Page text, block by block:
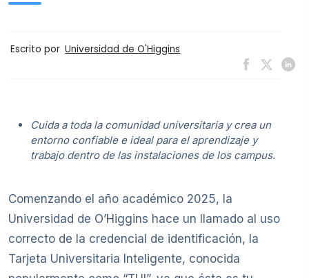
Escrito por Universidad de O'Higgins
Cuida a toda la comunidad universitaria y crea un
entorno confiable e ideal para el aprendizaje y
trabajo dentro de las instalaciones de los campus.
Comenzando el año académico 2025, la
Universidad de O’Higgins hace un llamado al uso
correcto de la credencial de identificación, la
Tarjeta Universitaria Inteligente, conocida